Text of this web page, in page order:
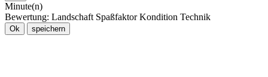
Minute(n)
Bewertung: Landschaft Spaßfaktor Kondition Technik
Ok speichern